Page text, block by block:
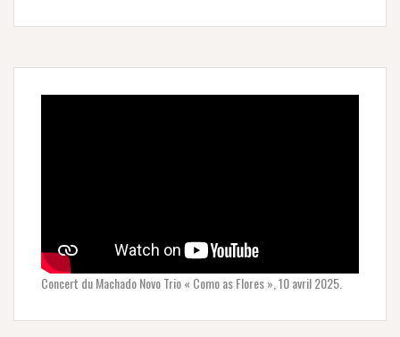
Concert du Machado Novo Trio « Como as Flores », 10 avril 2025.